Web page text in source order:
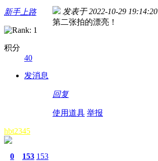
新手上路
积分
40
发消息
发表于 2022-10-29 19:14:20
第二张拍的漂亮！
回复
使用道具 举报
hbt2345
0 153 153